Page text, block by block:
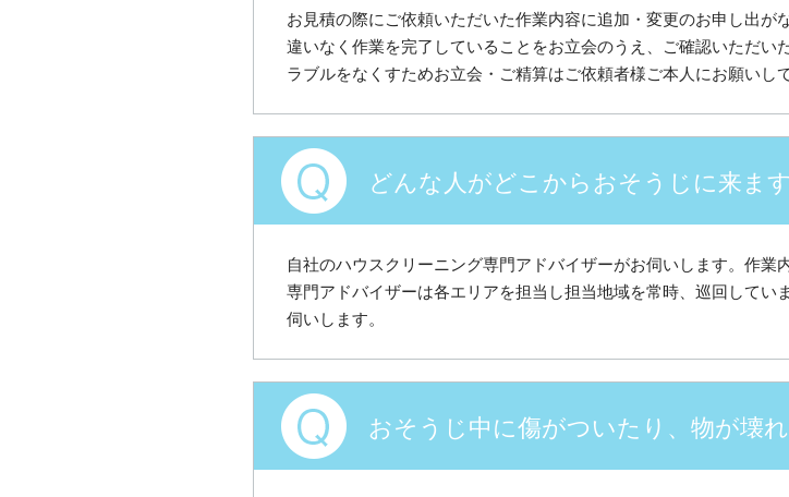
お見積の際にご依頼いただいた作業内容に追加・変更のお申し出
違いなく作業を完了していることをお立会のうえ、ご確認いただ
ラブルをなくすためお立会・ご精算はご依頼者様ご本人にお願いし
どんな人がどこからおそうじに来ま
自社のハウスクリーニング専門アドバイザーがお伺いします。作業
専門アドバイザーは各エリアを担当し担当地域を常時、巡回して
伺いします。
おそうじ中に傷がついたり、物が壊